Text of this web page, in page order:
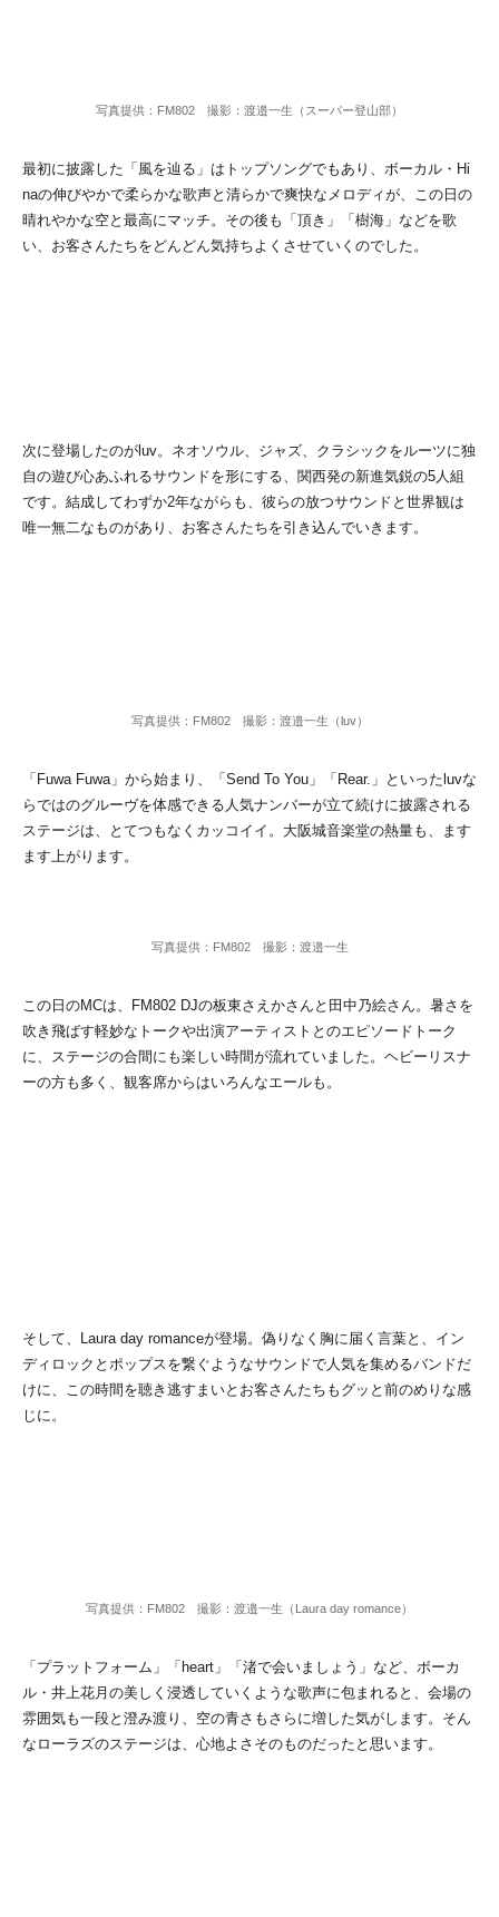
写真提供：FM802 撮影：渡邉一生（スーパー登山部）
最初に披露した「風を辿る」はトップソングでもあり、ボーカル・Hi
naの伸びやかで柔らかな歌声と清らかで爽快なメロディが、この日の
晴れやかな空と最高にマッチ。その後も「頂き」「樹海」などを歌
い、お客さんたちをどんどん気持ちよくさせていくのでした。
次に登場したのがluv。ネオソウル、ジャズ、クラシックをルーツに独
自の遊び心あふれるサウンドを形にする、関西発の新進気鋭の5人組
です。結成してわずか2年ながらも、彼らの放つサウンドと世界観は
唯一無二なものがあり、お客さんたちを引き込んでいきます。
写真提供：FM802 撮影：渡邉一生（luv）
「Fuwa Fuwa」から始まり、「Send To You」「Rear.」といったluvな
らではのグルーヴを体感できる人気ナンバーが立て続けに披露される
ステージは、とてつもなくカッコイイ。大阪城音楽堂の熱量も、ます
ます上がります。
写真提供：FM802 撮影：渡邉一生
この日のMCは、FM802 DJの板東さえかさんと田中乃絵さん。暑さを
吹き飛ばす軽妙なトークや出演アーティストとのエピソードトーク
に、ステージの合間にも楽しい時間が流れていました。ヘビーリスナ
ーの方も多く、観客席からはいろんなエールも。
そして、Laura day romanceが登場。偽りなく胸に届く言葉と、イン
ディロックとポップスを繋ぐようなサウンドで人気を集めるバンドだ
けに、この時間を聴き逃すまいとお客さんたちもグッと前のめりな感
じに。
写真提供：FM802 撮影：渡邉一生（Laura day romance）
「プラットフォーム」「heart」「渚で会いましょう」など、ボーカ
ル・井上花月の美しく浸透していくような歌声に包まれると、会場の
雰囲気も一段と澄み渡り、空の青さもさらに増した気がします。そん
なローラズのステージは、心地よさそのものだったと思います。